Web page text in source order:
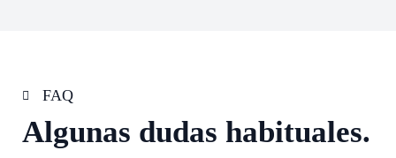
FAQ
Algunas dudas habituales.